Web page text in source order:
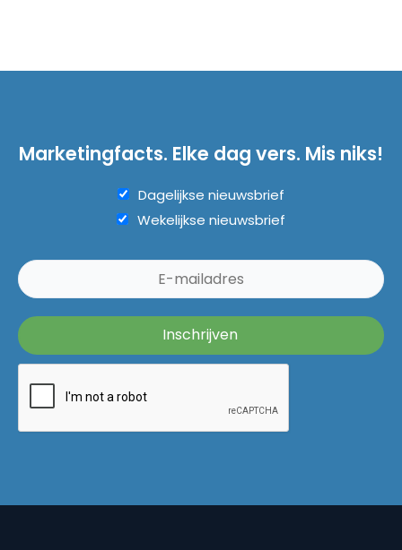
Marketingfacts. Elke dag vers. Mis niks!
Dagelijkse nieuwsbrief
Wekelijkse nieuwsbrief